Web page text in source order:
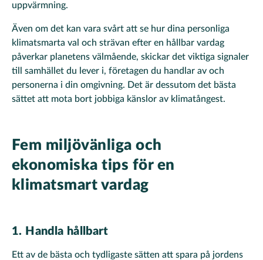
uppvärmning.
Även om det kan vara svårt att se hur dina personliga
klimatsmarta val och strävan efter en hållbar vardag
påverkar planetens välmående, skickar det viktiga signaler
till samhället du lever i, företagen du handlar av och
personerna i din omgivning. Det är dessutom det bästa
sättet att mota bort jobbiga känslor av klimatångest.
Fem miljövänliga och
ekonomiska tips för en
klimatsmart vardag
1. Handla hållbart
Ett av de bästa och tydligaste sätten att spara på jordens